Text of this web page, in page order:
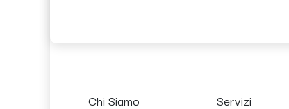
Chi Siamo Servizi